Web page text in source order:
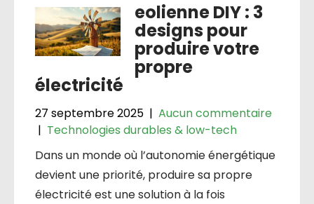
eolienne DIY : 3
designs pour
produire votre
propre
électricité
27 septembre 2025 | Aucun commentaire
| Technologies durables & low-tech
Dans un monde où l’autonomie énergétique
devient une priorité, produire sa propre
électricité est une solution à la fois